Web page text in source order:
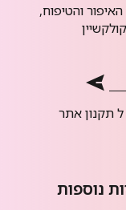
והטיפוח,
תקנון אתר
נוספות